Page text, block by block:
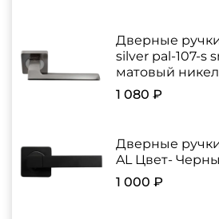
Дверные
silver pal-107-s
матовый
1 080 ₽
Дверные ручки
AL Цвет-
1 000 ₽